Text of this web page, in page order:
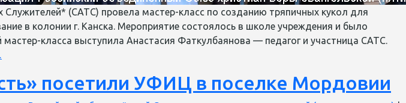
(САТС) провела мастер-класс по созданию тряпичных кукол для
в колонии г. Канска. Мероприятие состоялось в школе учреждения и было
класса выступила Анастасия Фаткулбаянова — педагог и участница САТС.
Тюремныхпосетили УФИЦ в поселке Мордовии